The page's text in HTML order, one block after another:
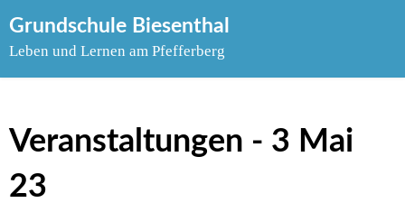
to
Grundschule Biesenthal
Leben und Lernen am Pfefferberg
Veranstaltungen - 3 Mai
23